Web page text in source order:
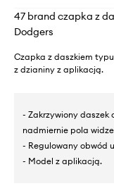
47 brand czapka z
Dodgers
Czapka z daszkiem
z dzianiny z aplikacją.
- Zakrzywiony daszek
nadmiernie pola
- Regulowany obwód
- Model z aplikacją.